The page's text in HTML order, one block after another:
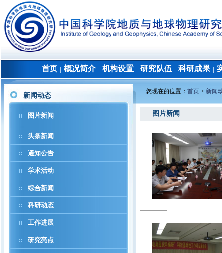
首页 概况简介│ 机构设置 研究队伍 科研成果│
新闻动态
图片新闻
头条新闻
通知公告
学术活动
综合新闻
科研动态
工作进展
研究亮点
您现在的位置： 首页 > 新闻
图片新闻